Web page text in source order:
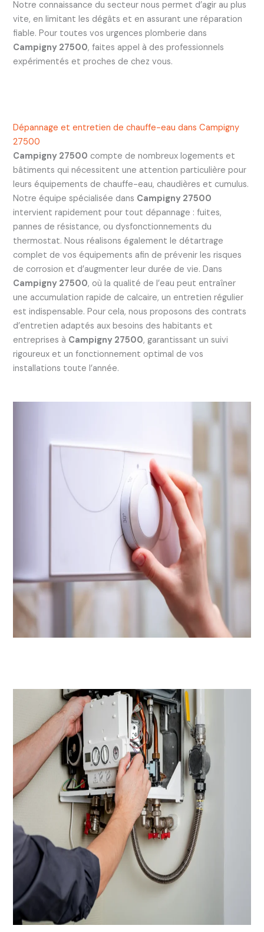
Notre connaissance du secteur nous permet d’agir au plus
vite, en limitant les dégâts et en assurant une réparation
fiable. Pour toutes vos urgences plomberie dans
Campigny 27500, faites appel à des professionnels
expérimentés et proches de chez vous.
Dépannage et entretien de chauffe-eau dans Campigny
27500
Campigny 27500 compte de nombreux logements et
bâtiments qui nécessitent une attention particulière pour
leurs équipements de chauffe-eau, chaudières et cumulus.
Notre équipe spécialisée dans Campigny 27500
intervient rapidement pour tout dépannage : fuites,
pannes de résistance, ou dysfonctionnements du
thermostat. Nous réalisons également le détartrage
complet de vos équipements afin de prévenir les risques
de corrosion et d’augmenter leur durée de vie. Dans
Campigny 27500, où la qualité de l’eau peut entraîner
une accumulation rapide de calcaire, un entretien régulier
est indispensable. Pour cela, nous proposons des contrats
d’entretien adaptés aux besoins des habitants et
entreprises à Campigny 27500, garantissant un suivi
rigoureux et un fonctionnement optimal de vos
installations toute l’année.